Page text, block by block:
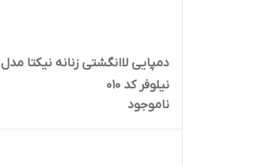
دمپایی لاانگشتی زنانه نیکتا مدل
نیلوفر کد 010
ناموجود